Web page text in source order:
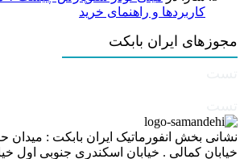
کاربردها و راهنمای خرید
مجوزهای ایران بابکت
نشانی بخش انفورماتیک ایران بابکت : میدان